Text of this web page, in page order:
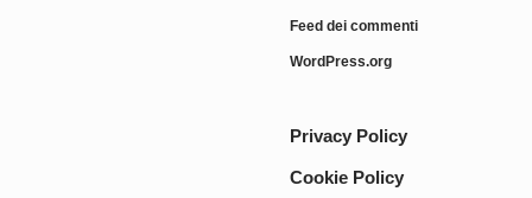
Feed dei commenti
WordPress.org
Privacy Policy
Cookie Policy